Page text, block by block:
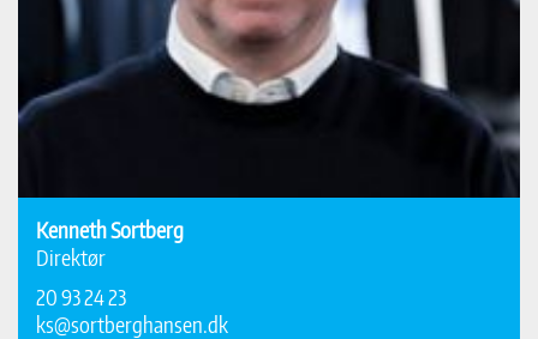
Kenneth Sortberg
Direktør
20 93 24 23
ks@sortberghansen.dk